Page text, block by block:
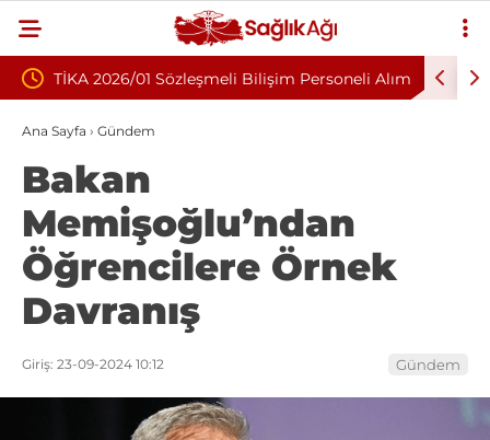
Bilişim Personeli Alım Nükleoplasti mi, Ameliyat mı? Bel
Ana Sayfa › Gündem
Bakan
Memişoğlu’ndan
Öğrencilere Örnek
Davranış
Giriş: 23-09-2024 10:12 Gündem